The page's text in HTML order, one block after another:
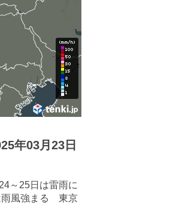
年03月23日
～25日は雷雨に
風強まる 東京